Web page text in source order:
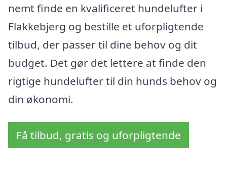
nemt finde en kvalificeret hundelufter i
Flakkebjerg og bestille et uforpligtende
tilbud, der passer til dine behov og dit
budget. Det gør det lettere at finde den
rigtige hundelufter til din hunds behov og
din økonomi.
Få tilbud, gratis og uforpligtende